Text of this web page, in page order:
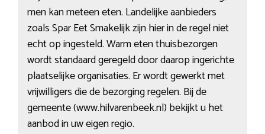
men kan meteen eten. Landelijke aanbieders
zoals Spar Eet Smakelijk zijn hier in de regel niet
echt op ingesteld. Warm eten thuisbezorgen
wordt standaard geregeld door daarop ingerichte
plaatselijke organisaties. Er wordt gewerkt met
vrijwilligers die de bezorging regelen. Bij de
gemeente (www.hilvarenbeek.nl) bekijkt u het
aanbod in uw eigen regio.